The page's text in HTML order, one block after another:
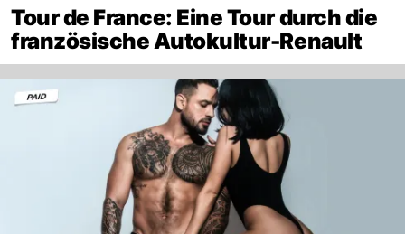
Tour de France: Eine Tour durch die
französische Autokultur-Renault